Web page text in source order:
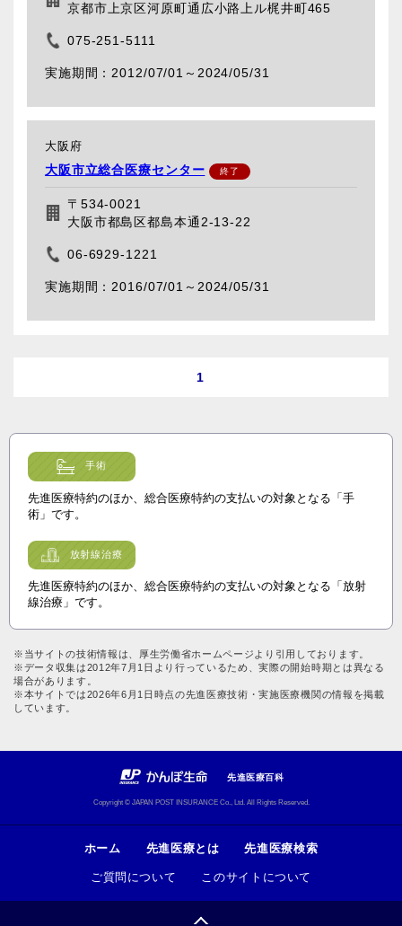
京都市上京区河原町通広小路上ル梶井町465
075-251-5111
2012/07/01～ 2024/05/31
大阪府
大阪市立総合医療センター
〒534-0021
大阪市都島区都島本通2-13-22
06-6929-1221
2016/07/01～ 2024/05/31
1
手術
先進医療特約のほか、総合医療特約の支払いの対象となる「手
術」です。
放射線治療
先進医療特約のほか、総合医療特約の支払いの対象となる「放射
線治療」です。
※当サイトの技術情報は、厚生労働省ホームページより引用しております。
※データ収集は2012年7月1日より行っているため、実際の開始時期とは異なる
場合があります。
※本サイトでは2026年6月1日時点の先進医療技術・実施医療機関の情報を掲載
しています。
先進医療百科
Copyright © JAPAN POST INSURANCE Co., Ltd. All Rights Reserved.
ホーム 先進医療とは 先進医療検索
ご質問について このサイトについて